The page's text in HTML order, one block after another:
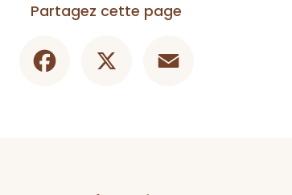
Partagez cette page